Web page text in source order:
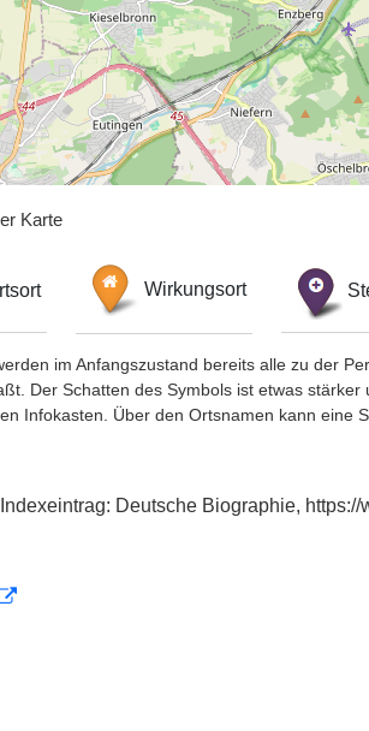
Karte
Wirkungsort
im Anfangszustand bereits alle zu der
Der Schatten des Symbols ist etwas
Infokasten. Über den Ortsnamen kann eine
Deutsche Biographie,